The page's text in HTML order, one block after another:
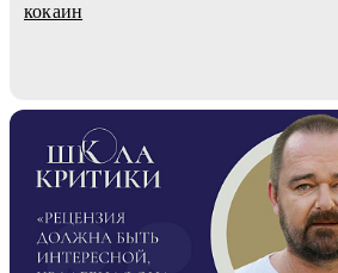
кокаин